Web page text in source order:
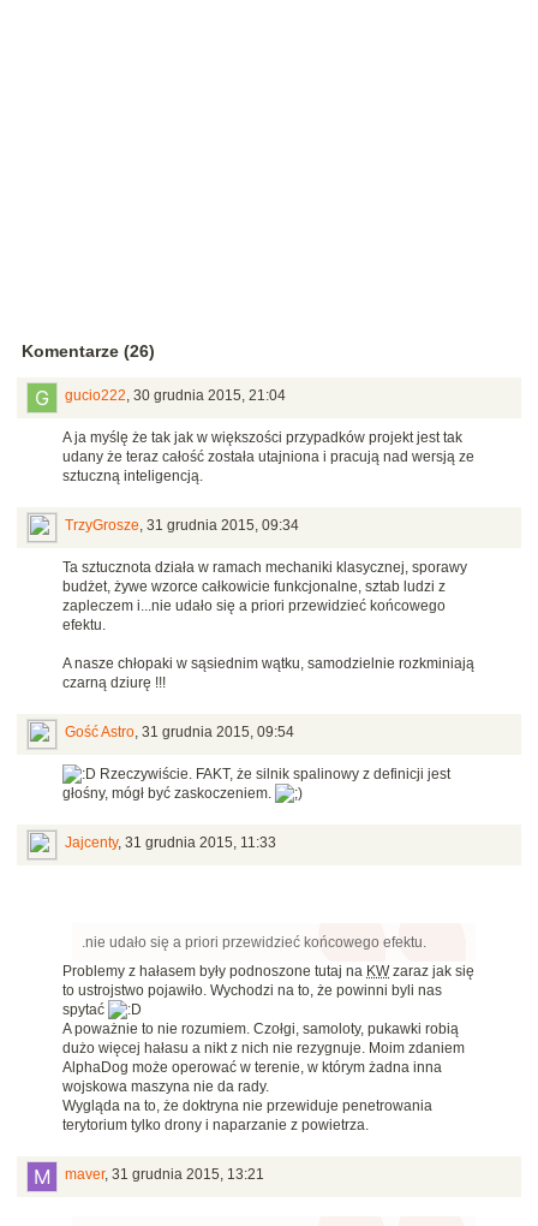
Komentarze (26)
gucio222, 30 grudnia 2015, 21:04
A ja myślę że tak jak w większości przypadków projekt jest tak
udany że teraz całość została utajniona i pracują nad wersją ze
sztuczną inteligencją.
TrzyGrosze, 31 grudnia 2015, 09:34
Ta sztucznota działa w ramach mechaniki klasycznej, sporawy
budżet, żywe wzorce całkowicie funkcjonalne, sztab ludzi z
zapleczem i...nie udało się a priori przewidzieć końcowego
efektu.
A nasze chłopaki w sąsiednim wątku, samodzielnie rozkminiają
czarną dziurę !!!
Gość Astro, 31 grudnia 2015, 09:54
Rzeczywiście. FAKT, że silnik spalinowy z definicji jest
głośny, mógł być zaskoczeniem.
Jajcenty, 31 grudnia 2015, 11:33
.nie udało się a priori przewidzieć końcowego efektu.
Problemy z hałasem były podnoszone tutaj na KWzaraz jak się
to ustrojstwo pojawiło. Wychodzi na to, że powinni byli nas
spytać
A poważnie to nie rozumiem. Czołgi, samoloty, pukawki robią
dużo więcej hałasu a nikt z nich nie rezygnuje. Moim zdaniem
AlphaDog może operować w terenie, w którym żadna inna
wojskowa maszyna nie da rady.
Wygląda na to, że doktryna nie przewiduje penetrowania
terytorium tylko drony i naparzanie z powietrza.
maver, 31 grudnia 2015, 13:21